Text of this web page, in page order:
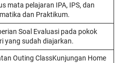
mata pelajaran IPA, IPS, dan
dan Praktikum.
Soal Evaluasi pada pokok
yang sudah diajarkan.
Outing ClassKunjungan Home